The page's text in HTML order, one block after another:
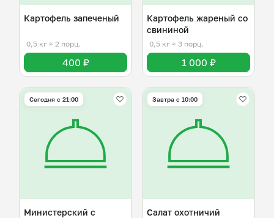
Картофель запеченый
0,5 кг ≈ 2 порц.
400 ₽
Картофель жареный со
свининой
0,5 кг ≈ 3 порц.
1 000 ₽
Сегодня с 21:00
Министерский с
Завтра c 10:00
Салат охотничий